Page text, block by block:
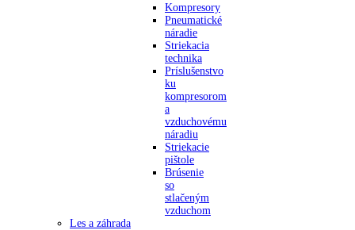
Kompresory
Pneumatické
náradie
Striekacia
technika
Príslušenstvo
ku
kompresorom
a
vzduchovému
náradiu
Striekacie
pištole
Brúsenie
so
stlačeným
vzduchom
Les a záhrada